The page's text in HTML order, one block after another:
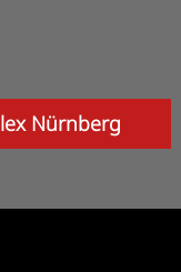
Nürnberg